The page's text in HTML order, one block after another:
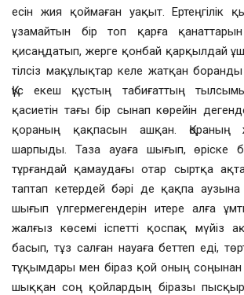
есін жия қоймаған уақыт. Ертеңгілік
ұзамайтын бір топ қарға
қисаңдатып, жерге қонбай қарқылдай
тілсіз мақұлықтар келе жатқан
Құс екеш құстың табиғаттың
қасиетін тағы бір сынап көрейін
қораның қақпасын ашқан.
шарпыды. Таза ауаға шығып, өріске
тұрғандай қамаудағы отар сыртқа
таптап кетердей бәрі де қақпа аузына
шығып үлгермегендерін итере алға
жалғыз көсемі іспетті қоспақ мүйіз
басып, тұз салған науаға беттеп еді,
тұқымдары мен біраз қой оның соңынан
шыққан соң қойлардың біразы